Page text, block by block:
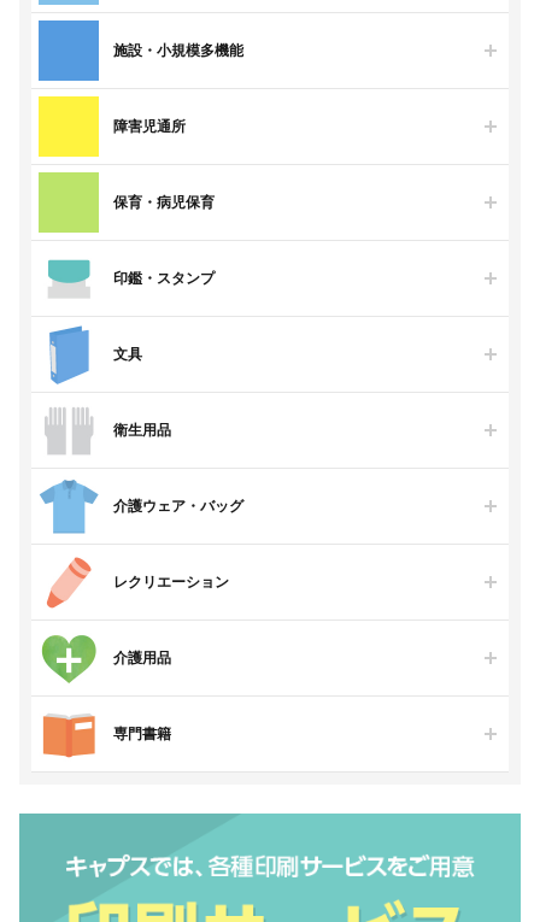
施設・小規模多機能
障害児通所
保育・病児保育
印鑑・スタンプ
文具
衛生用品
介護ウェア・バッグ
レクリエーション
介護用品
専門書籍